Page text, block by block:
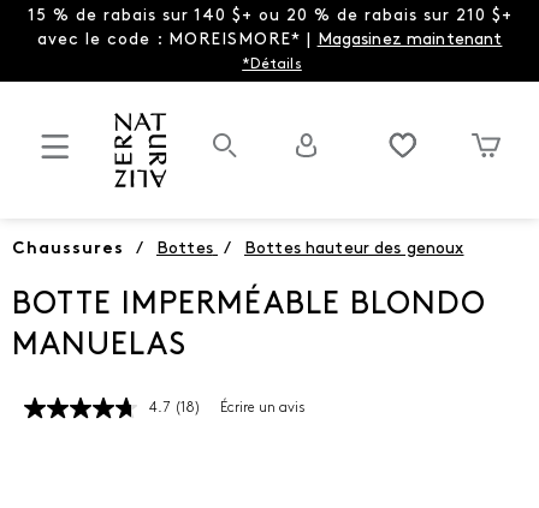
15 % de rabais sur 140 $+ ou 20 % de rabais sur 210 $+
avec le code : MOREISMORE* | Magasinez maintenant
*Détails
Chaussures / Bottes / Bottes hauteur des genoux
BOTTE IMPERMÉABLE BLONDO
MANUELAS
4.7 Lire
(18) Écrire un avis